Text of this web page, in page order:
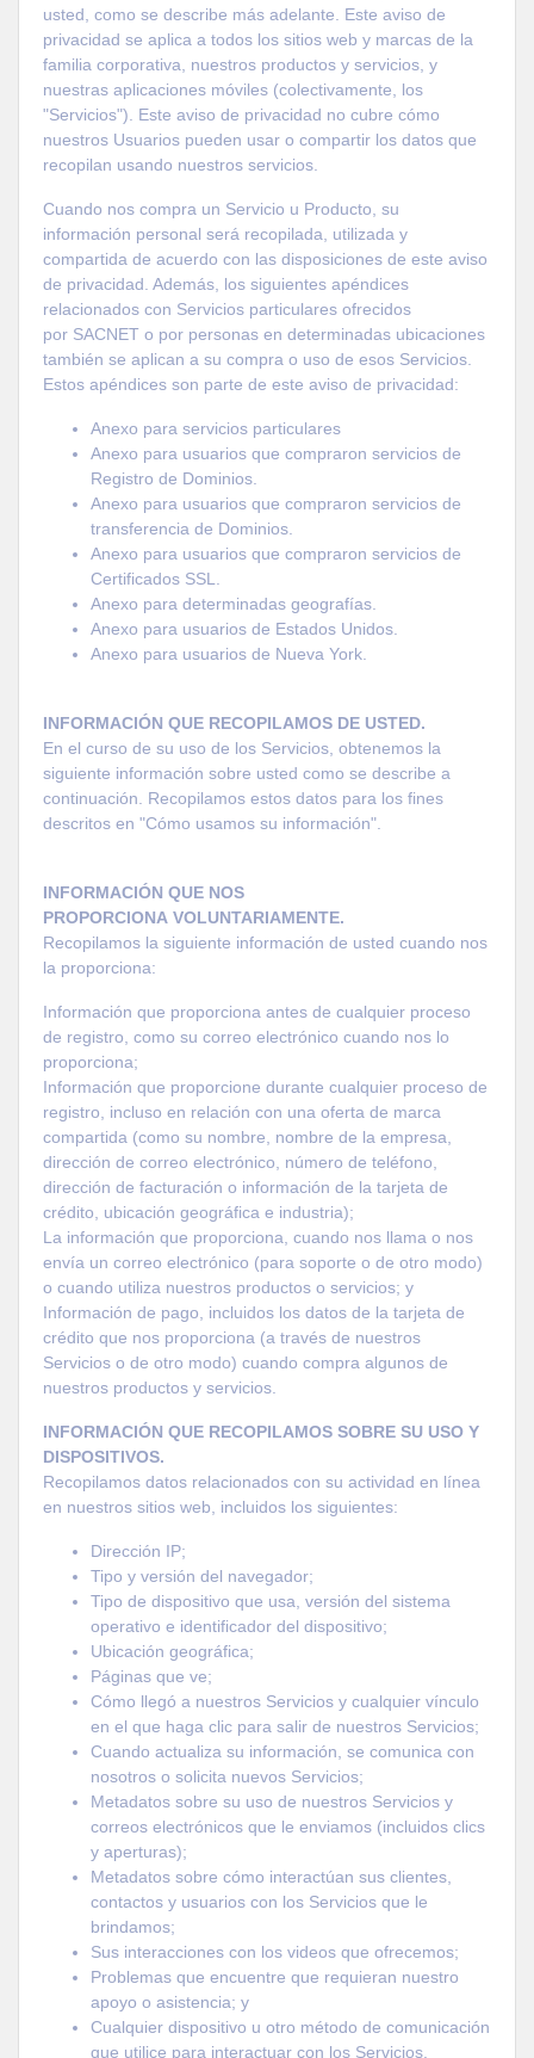
usted, como se describe más adelante. Este aviso de
privacidad se aplica a todos los sitios web y marcas de la
familia corporativa, nuestros productos y servicios, y
nuestras aplicaciones móviles (colectivamente, los
"Servicios"). Este aviso de privacidad no cubre cómo
nuestros Usuarios pueden usar o compartir los datos que
recopilan usando nuestros servicios.
Cuando nos compra un Servicio u Producto, su
información personal será recopilada, utilizada y
compartida de acuerdo con las disposiciones de este aviso
de privacidad. Además, los siguientes apéndices
relacionados con Servicios particulares ofrecidos
por SACNET o por personas en determinadas ubicaciones
también se aplican a su compra o uso de esos Servicios.
Estos apéndices son parte de este aviso de privacidad:
Anexo para servicios particulares
Anexo para usuarios que compraron servicios de
Registro de Dominios.
Anexo para usuarios que compraron servicios de
transferencia de Dominios.
Anexo para usuarios que compraron servicios de
Certificados SSL.
Anexo para determinadas geografías.
Anexo para usuarios de Estados Unidos.
Anexo para usuarios de Nueva York.
INFORMACIÓN QUE RECOPILAMOS DE USTED.
En el curso de su uso de los Servicios, obtenemos la
siguiente información sobre usted como se describe a
continuación. Recopilamos estos datos para los fines
descritos en "Cómo usamos su información".
INFORMACIÓN QUE NOS
PROPORCIONA VOLUNTARIAMENTE.
Recopilamos la siguiente información de usted cuando nos
la proporciona:
Información que proporciona antes de cualquier proceso
de registro, como su correo electrónico cuando nos lo
proporciona;
Información que proporcione durante cualquier proceso de
registro, incluso en relación con una oferta de marca
compartida (como su nombre, nombre de la empresa,
dirección de correo electrónico, número de teléfono,
dirección de facturación o información de la tarjeta de
crédito, ubicación geográfica e industria);
La información que proporciona, cuando nos llama o nos
envía un correo electrónico (para soporte o de otro modo)
o cuando utiliza nuestros productos o servicios; y
Información de pago, incluidos los datos de la tarjeta de
crédito que nos proporciona (a través de nuestros
Servicios o de otro modo) cuando compra algunos de
nuestros productos y servicios.
INFORMACIÓN QUE RECOPILAMOS SOBRE SU USO Y
DISPOSITIVOS.
Recopilamos datos relacionados con su actividad en línea
en nuestros sitios web, incluidos los siguientes:
Dirección IP;
Tipo y versión del navegador;
Tipo de dispositivo que usa, versión del sistema
operativo e identificador del dispositivo;
Ubicación geográfica;
Páginas que ve;
Cómo llegó a nuestros Servicios y cualquier vínculo
en el que haga clic para salir de nuestros Servicios;
Cuando actualiza su información, se comunica con
nosotros o solicita nuevos Servicios;
Metadatos sobre su uso de nuestros Servicios y
correos electrónicos que le enviamos (incluidos clics
y aperturas);
Metadatos sobre cómo interactúan sus clientes,
contactos y usuarios con los Servicios que le
brindamos;
Sus interacciones con los videos que ofrecemos;
Problemas que encuentre que requieran nuestro
apoyo o asistencia; y
Cualquier dispositivo u otro método de comunicación
que utilice para interactuar con los Servicios.